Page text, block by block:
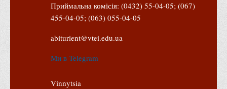
Приймальна комісія: (0432) 55-04-05; (067)
455-04-05; (063) 055-04-05
abiturient@vtei.edu.ua
Ми в Telegram
Vinnytsia